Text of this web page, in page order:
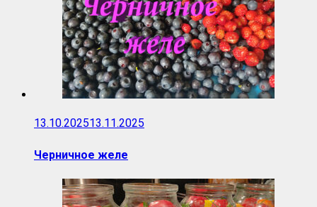
13.10.202513.11.2025
Черничное желе